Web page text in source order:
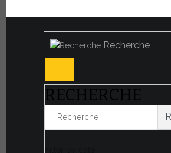
Recherche
RECHERCHE